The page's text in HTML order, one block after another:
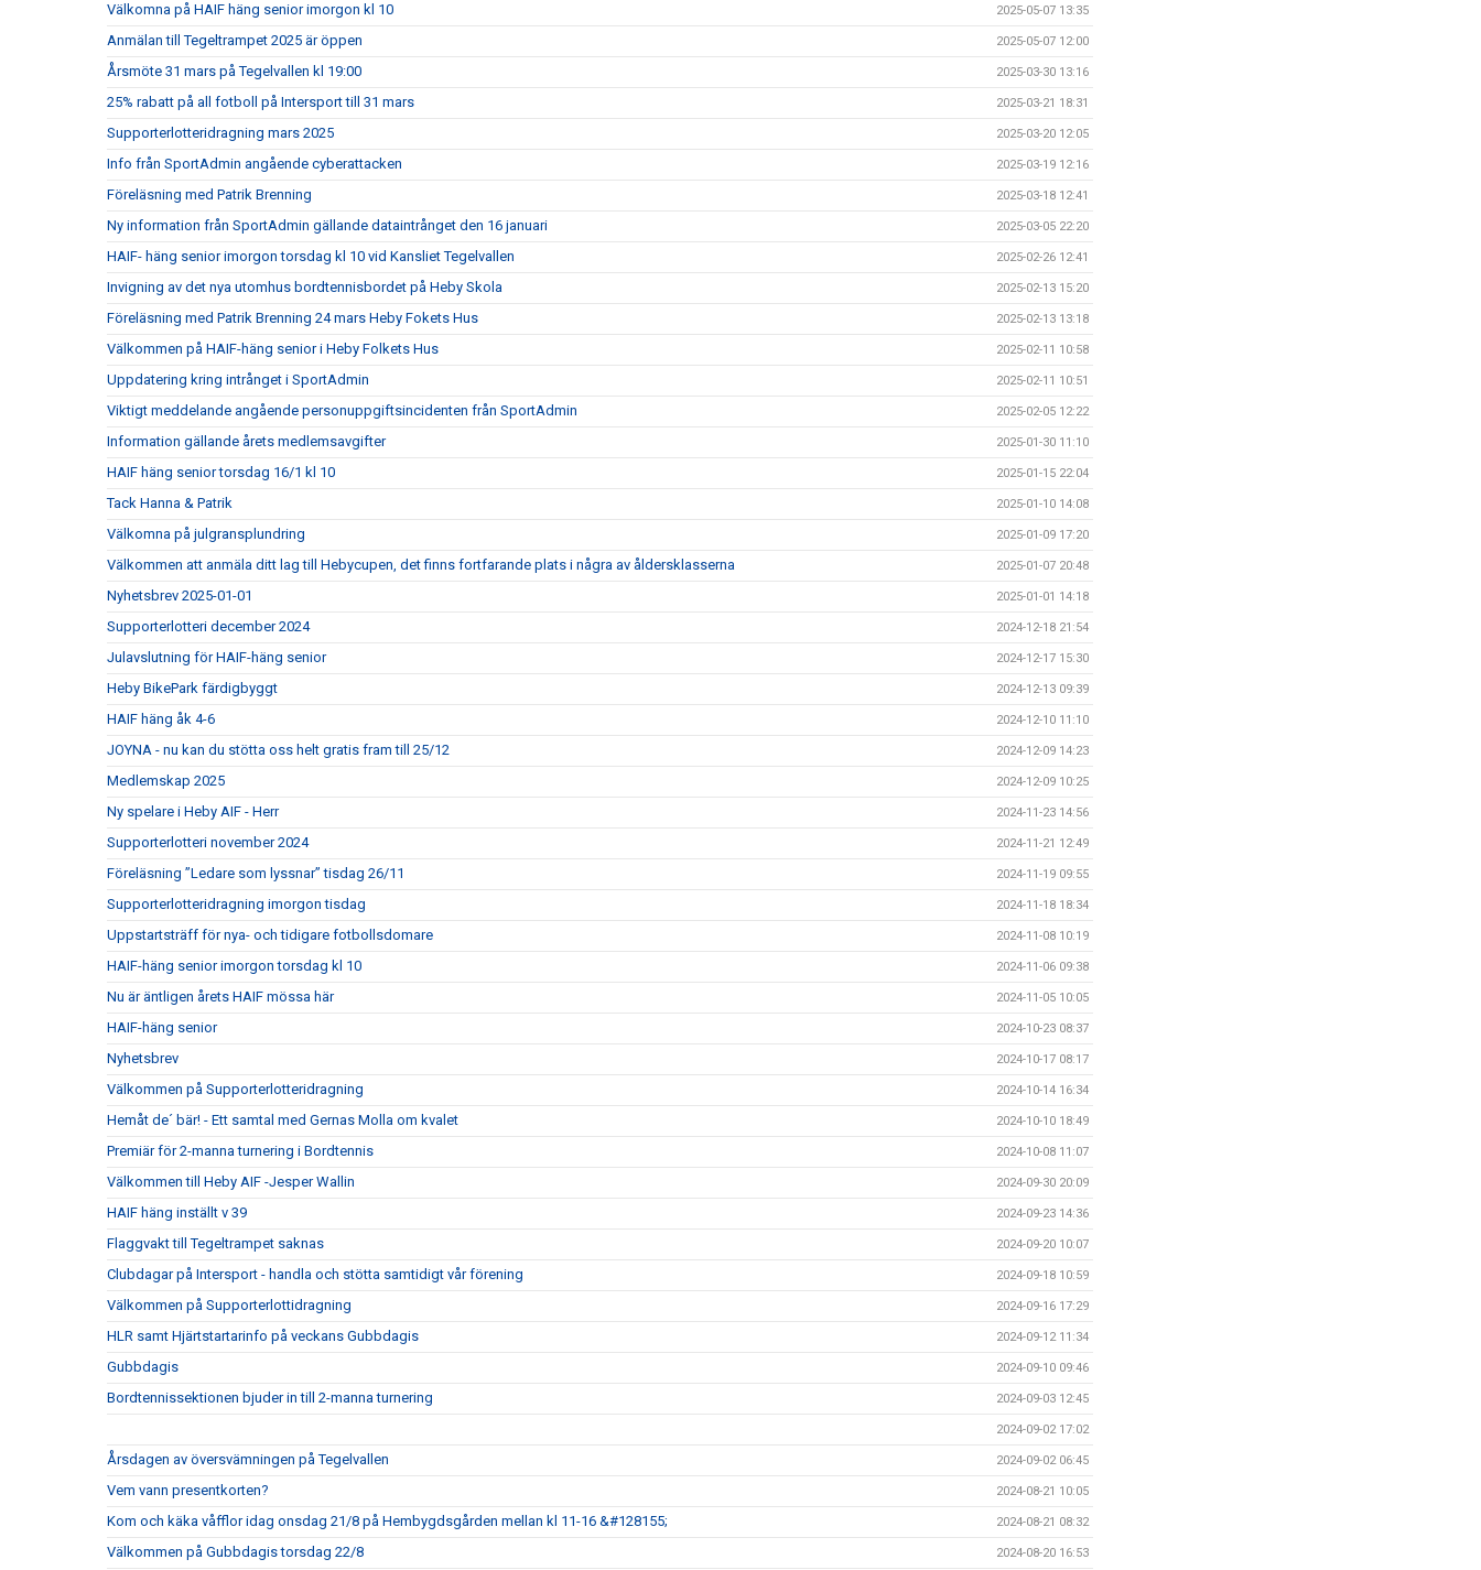
Välkomna på HAIF häng senior imorgon kl 10 2025-05-07 13:35
Anmälan till Tegeltrampet 2025 är öppen 2025-05-07 12:00
Årsmöte 31 mars på Tegelvallen kl 19:00 2025-03-30 13:16
25% rabatt på all fotboll på Intersport till 31 mars 2025-03-21 18:31
Supporterlotteridragning mars 2025 2025-03-20 12:05
Info från SportAdmin angående cyberattacken 2025-03-19 12:16
Föreläsning med Patrik Brenning 2025-03-18 12:41
Ny information från SportAdmin gällande dataintrånget den 16 januari 2025-03-05 22:20
HAIF- häng senior imorgon torsdag kl 10 vid Kansliet Tegelvallen 2025-02-26 12:41
Invigning av det nya utomhus bordtennisbordet på Heby Skola 2025-02-13 15:20
Föreläsning med Patrik Brenning 24 mars Heby Fokets Hus 2025-02-13 13:18
Välkommen på HAIF-häng senior i Heby Folkets Hus 2025-02-11 10:58
Uppdatering kring intrånget i SportAdmin 2025-02-11 10:51
Viktigt meddelande angående personuppgiftsincidenten från SportAdmin 2025-02-05 12:22
Information gällande årets medlemsavgifter 2025-01-30 11:10
HAIF häng senior torsdag 16/1 kl 10 2025-01-15 22:04
Tack Hanna & Patrik 2025-01-10 14:08
Välkomna på julgransplundring 2025-01-09 17:20
Välkommen att anmäla ditt lag till Hebycupen, det finns fortfarande plats i några av åldersklasserna 2025-01-07 20:48
Nyhetsbrev 2025-01-01 2025-01-01 14:18
Supporterlotteri december 2024 2024-12-18 21:54
Julavslutning för HAIF-häng senior 2024-12-17 15:30
Heby BikePark färdigbyggt 2024-12-13 09:39
HAIF häng åk 4-6 2024-12-10 11:10
JOYNA - nu kan du stötta oss helt gratis fram till 25/12 2024-12-09 14:23
Medlemskap 2025 2024-12-09 10:25
Ny spelare i Heby AIF - Herr 2024-11-23 14:56
Supporterlotteri november 2024 2024-11-21 12:49
Föreläsning ”Ledare som lyssnar” tisdag 26/11 2024-11-19 09:55
Supporterlotteridragning imorgon tisdag 2024-11-18 18:34
Uppstartsträff för nya- och tidigare fotbollsdomare 2024-11-08 10:19
HAIF-häng senior imorgon torsdag kl 10 2024-11-06 09:38
Nu är äntligen årets HAIF mössa här 2024-11-05 10:05
HAIF-häng senior 2024-10-23 08:37
Nyhetsbrev 2024-10-17 08:17
Välkommen på Supporterlotteridragning 2024-10-14 16:34
Hemåt de´ bär! - Ett samtal med Gernas Molla om kvalet 2024-10-10 18:49
Premiär för 2-manna turnering i Bordtennis 2024-10-08 11:07
Välkommen till Heby AIF -Jesper Wallin 2024-09-30 20:09
HAIF häng inställt v 39 2024-09-23 14:36
Flaggvakt till Tegeltrampet saknas 2024-09-20 10:07
Clubdagar på Intersport - handla och stötta samtidigt vår förening 2024-09-18 10:59
Välkommen på Supporterlottidragning 2024-09-16 17:29
HLR samt Hjärtstartarinfo på veckans Gubbdagis 2024-09-12 11:34
Gubbdagis 2024-09-10 09:46
Bordtennissektionen bjuder in till 2-manna turnering 2024-09-03 12:45
2024-09-02 17:02
Årsdagen av översvämningen på Tegelvallen 2024-09-02 06:45
Vem vann presentkorten? 2024-08-21 10:05
Kom och käka våfflor idag onsdag 21/8 på Hembygdsgården mellan kl 11-16 &#128155; 2024-08-21 08:32
Välkommen på Gubbdagis torsdag 22/8 2024-08-20 16:53